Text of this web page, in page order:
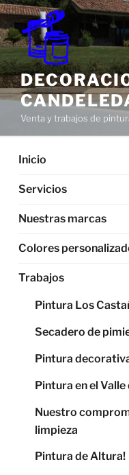
Saltar
al
contenido
Venta y trabajos de
Inicio
Servicios
Nuestras marcas
Colores
Trabajos
Pintura Los
Secadero de
Pintura
Pintura en el
Nuestro
limpieza
Pintura de Altura!